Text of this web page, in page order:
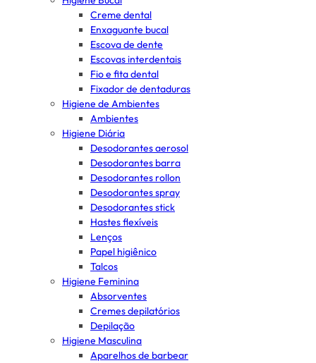
Creme dental
Enxaguante bucal
Escova de dente
Escovas interdentais
Fio e fita dental
Fixador de dentaduras
Higiene de Ambientes
Ambientes
Higiene Diária
Desodorantes aerosol
Desodorantes barra
Desodorantes rollon
Desodorantes spray
Desodorantes stick
Hastes flexíveis
Lenços
Papel higiênico
Talcos
Higiene Feminina
Absorventes
Cremes depilatórios
Depilação
Higiene Masculina
Aparelhos de barbear